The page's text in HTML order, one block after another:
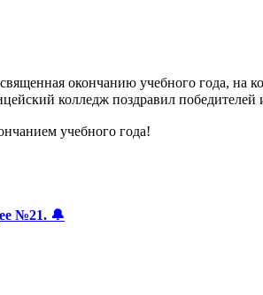
окончанию учебного года, на
колледж поздравил
учебного года!
№21. 🔔